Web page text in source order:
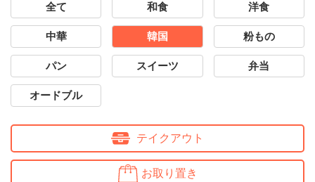
全て 和食 洋食
中華 韓国 粉もの
パン スイーツ 弁当
オードブル
テイクアウト
お取り置き